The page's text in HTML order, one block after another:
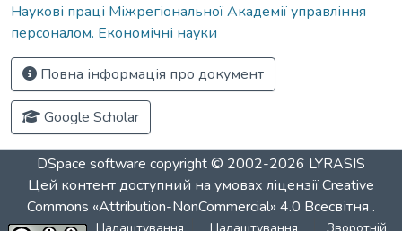
Наукові праці Міжрегіональної Академії управління
персоналом. Економічні науки
Повна інформація про документ
Google Scholar
DSpace software copyright © 2002-2026 LYRASIS
Цей контент доступний на умовах ліцензіїCreative
Commons «Attribution-NonCommercial» 4.0 Всесвітня .